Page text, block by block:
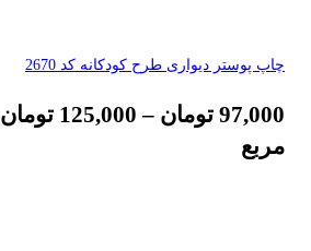
چاپ پوستر دیواری طرح کودکانه کد 2670
97,000 تومان –
125,000 تومان
مربع